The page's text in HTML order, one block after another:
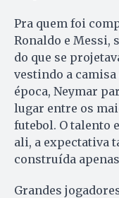
Pra quem foi
Ronaldo e Messi,
do que se
vestindo a camisa
época, Neymar
lugar entre os
futebol. O talento
ali, a expectativa
construída
Grandes